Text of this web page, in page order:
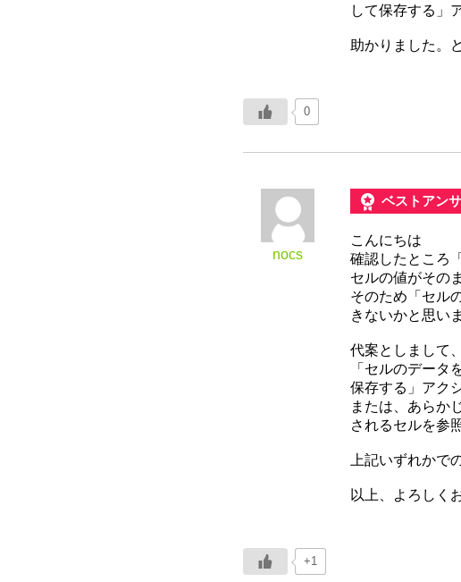
して保存する」
助かりました。
0
nocs
ベストアン
こんにちは
確認したところ
セルの値がその
そのため「セル
きないかと思い
代案としまして、
「セルのデー
保存する」アク
または、あらか
されるセルを参
上記いずれかで
以上、よろしく
+1